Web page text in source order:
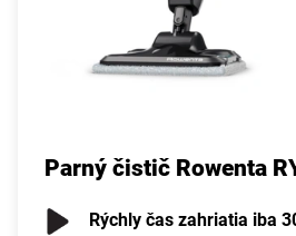
Parný čistič Rowenta
Rýchly čas zahriatia iba